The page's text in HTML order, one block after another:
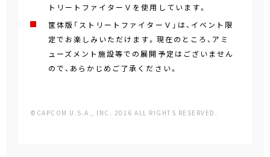
トリートファイターＶを使用しています。
筐体版「ストリートファイターＶ」は、イベント限
定でお楽しみいただけます。現在のところ、アミ
ューズメント施設等での展開予定はございません
ので、あらかじめご了承ください。
©CAPCOM U.S.A., INC. 2016 ALL RIGHTS RESERVED.